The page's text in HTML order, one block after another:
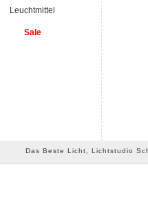
Leuchtmittel
Sale
Das Beste Licht, Lichtstudio